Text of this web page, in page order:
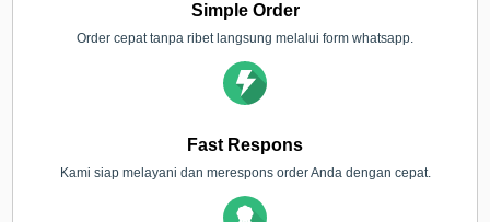
Simple Order
Order cepat tanpa ribet langsung melalui form whatsapp.
Fast Respons
Kami siap melayani dan merespons order Anda dengan cepat.